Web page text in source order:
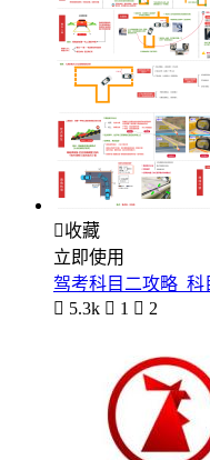
收藏
立即使用
驾考科目二攻略_科
 5.3k  1  2